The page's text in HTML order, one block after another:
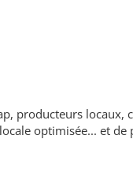
producteurs
optimisée... et